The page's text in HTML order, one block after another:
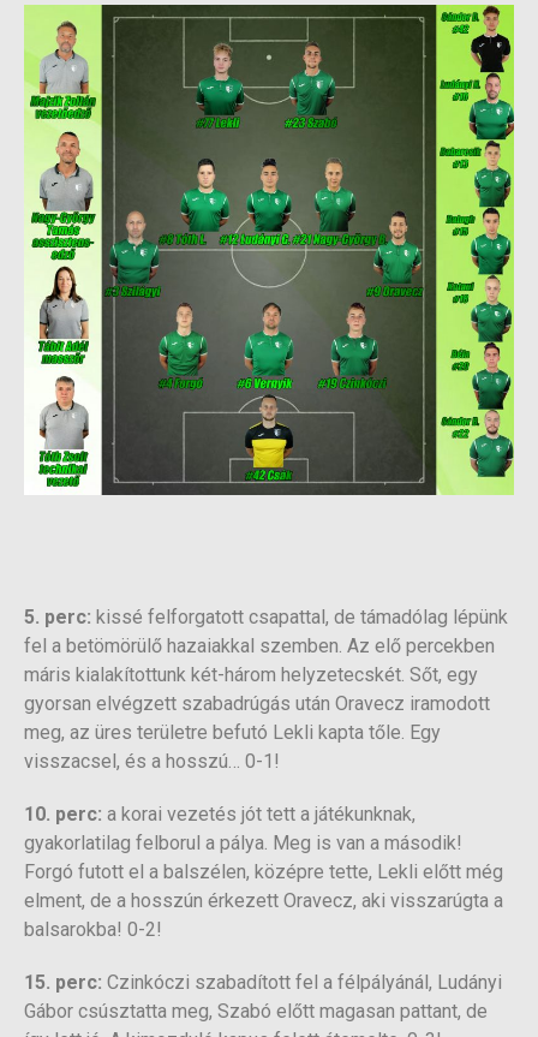
5. perc: kissé felforgatott csapattal, de támadólag lépünk
fel a betömörülő hazaiakkal szemben. Az elő percekben
máris kialakítottunk két-három helyzetecskét. Sőt, egy
gyorsan elvégzett szabadrúgás után Oravecz iramodott
meg, az üres területre befutó Lekli kapta tőle. Egy
visszacsel, és a hosszú… 0-1!
10. perc: a korai vezetés jót tett a játékunknak,
gyakorlatilag felborul a pálya. Meg is van a második!
Forgó futott el a balszélen, középre tette, Lekli előtt még
elment, de a hosszún érkezett Oravecz, aki visszarúgta a
balsarokba! 0-2!
15. perc: Czinkóczi szabadított fel a félpályánál, Ludányi
Gábor csúsztatta meg, Szabó előtt magasan pattant, de